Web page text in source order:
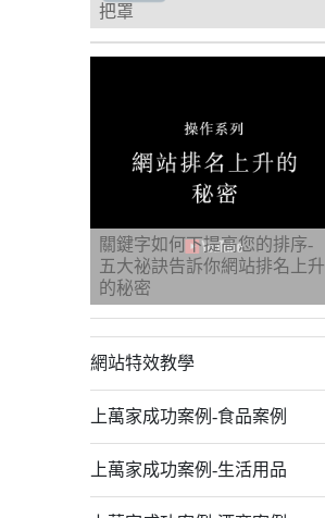
把罩
關鍵字如何下提高您的排序-
五大祕訣告訴你網站排名上升
的秘密
網站特效教學
上萬家成功案例-食品案例
上萬家成功案例-生活用品